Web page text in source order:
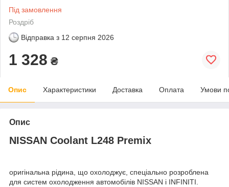
Під замовлення
Роздріб
Відправка з 12 серпня 2026
1 328 ₴
Опис Характеристики Доставка Оплата Умови
Опис
NISSAN Coolant L248 Premix
оригінальна рідина, що охолоджує, спеціально розроблена
для систем охолодження автомобілів NISSAN і INFINITI.